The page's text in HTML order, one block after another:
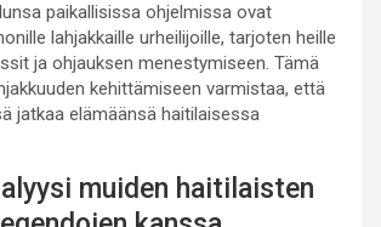
paikallisissa ohjelmissa ovat
lahjakkaille urheilijoille, tarjoten heille
ja ohjauksen menestymiseen. Tämä
kehittämiseen varmistaa, että
jatkaa elämäänsä haitilaisessa
muiden haitilaisten